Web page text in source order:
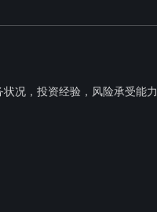
况，投资经验，风险承受能